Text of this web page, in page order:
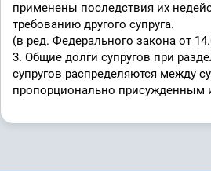
применены последствия их
требованию другого супруга.
(в ред. Федерального закона от
3. Общие долги супругов при
супругов распределяются между
пропорционально присужденным